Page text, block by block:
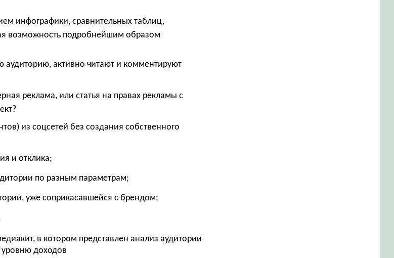
инфографики, сравнительных таблиц,
возможность подробнейшим образом
аудиторию, активно читают и комментируют
реклама, или статья на правах рекламы с
из соцсетей без создания собственного
и отклика;
по разным параметрам;
уже соприкасавшейся с брендом;
в котором представлен анализ аудитории
уровню доходов